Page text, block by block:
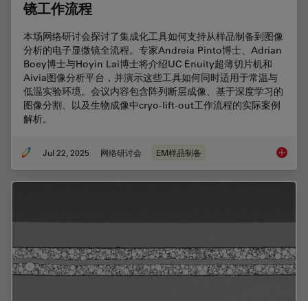
镜工作流程
本场网络研讨会探讨了集成化工具如何支持从样品制备到图像
分析的电子显微镜全流程。专家Andreia Pinto博士、Adrian
Boey博士与Hoyin Lai博士将介绍UC Enuity超薄切片机和
Aivia图像分析平台，并演示这些工具如何同时适用于常温与
低温实验环境。会议内容包含阵列断层成像、基于深度学习的
图像分割、以及生物成像中cryo-lift-out工作流程的实际案例
解析。
Jul 22, 2025 网络研讨会 EM样品制备 用于三